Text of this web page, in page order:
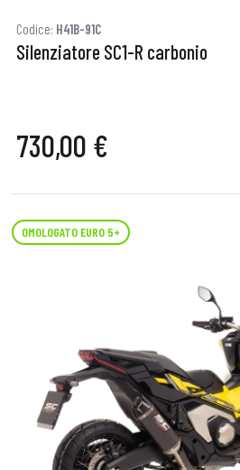
Codice: H41B-91C
Silenziatore SC1-R carbonio
730,00 €
OMOLOGATO EURO 5+